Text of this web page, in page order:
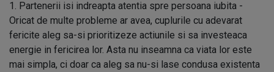
1. Partenerii isi indreapta atentia spre persoana iubita -
Oricat de multe probleme ar avea, cuplurile cu adevarat
fericite aleg sa-si prioritizeze actiunile si sa investeaca
energie in fericirea lor. Asta nu inseamna ca viata lor este
mai simpla, ci doar ca aleg sa nu-si lase condusa existenta